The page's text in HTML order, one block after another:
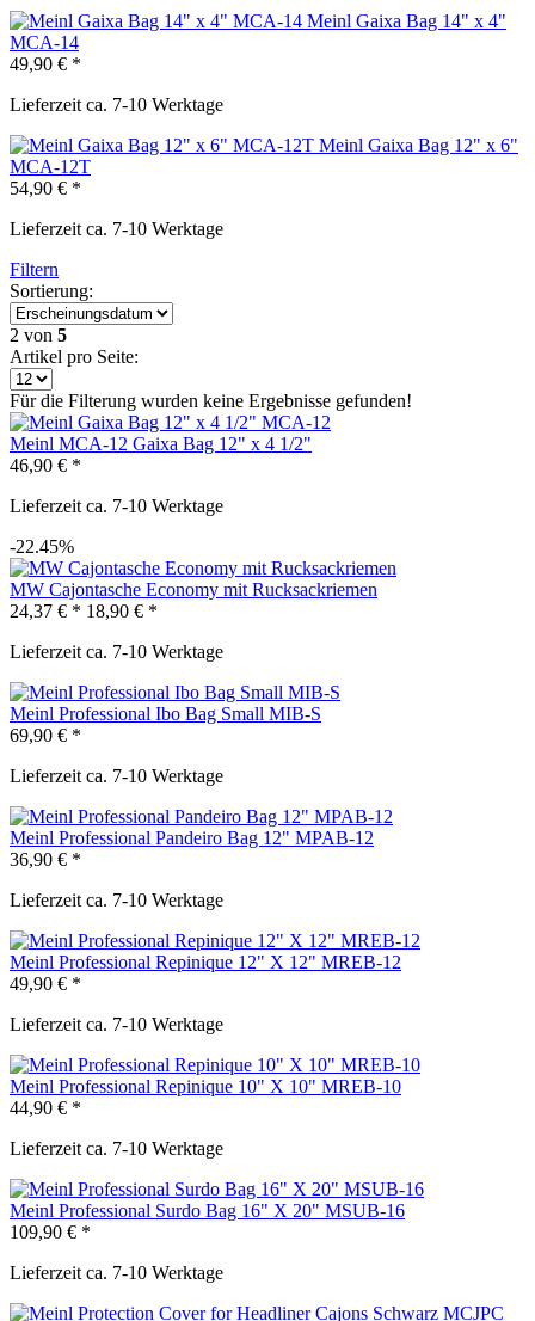
Meinl Gaixa Bag 14" x 4"
MCA-14
49,90 € *
Lieferzeit ca. 7-10 Werktage
Meinl Gaixa Bag 12" x 6"
MCA-12T
54,90 € *
Lieferzeit ca. 7-10 Werktage
Filtern
Sortierung:
2 von 5
Artikel pro Seite:
Für die Filterung wurden keine Ergebnisse gefunden!
Meinl MCA-12 Gaixa Bag 12" x 4 1/2"
46,90 € *
Lieferzeit ca. 7-10 Werktage
-22.45%
MW Cajontasche Economy mit Rucksackriemen
24,37 € * 18,90 € *
Lieferzeit ca. 7-10 Werktage
Meinl Professional Ibo Bag Small MIB-S
69,90 € *
Lieferzeit ca. 7-10 Werktage
Meinl Professional Pandeiro Bag 12" MPAB-12
36,90 € *
Lieferzeit ca. 7-10 Werktage
Meinl Professional Repinique 12" X 12" MREB-12
49,90 € *
Lieferzeit ca. 7-10 Werktage
Meinl Professional Repinique 10" X 10" MREB-10
44,90 € *
Lieferzeit ca. 7-10 Werktage
Meinl Professional Surdo Bag 16" X 20" MSUB-16
109,90 € *
Lieferzeit ca. 7-10 Werktage